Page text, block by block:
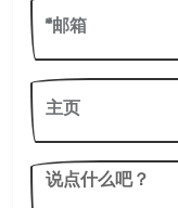
*邮箱
主页